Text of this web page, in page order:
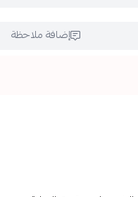
إضافة ملاحظة